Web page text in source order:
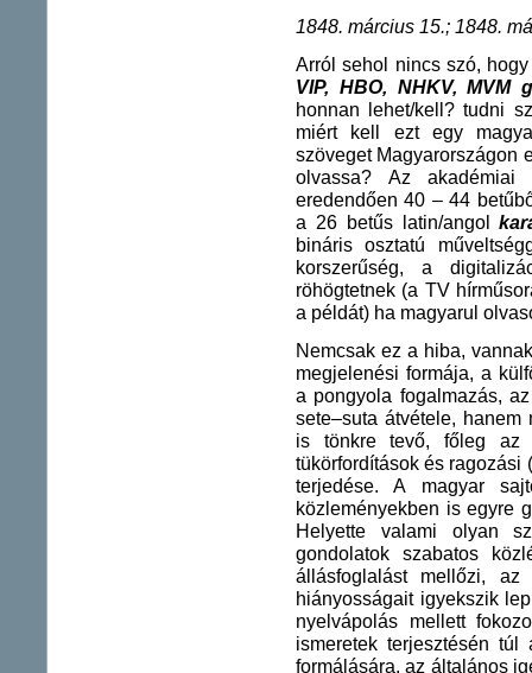
1848. március 15.; 1848.
Arról sehol nincs szó,
VIP, HBO, NHKV, MVM
honnan lehet/kell? tudni
miért kell ezt egy
szöveget Magyarországon
olvassa? Az
eredendően 40 – 44
a 26 betűs latin/angol
bináris osztatú
korszerűség, a
röhögtetnek (a TV
a példát) ha magyarul
Nemcsak ez a hiba,
megjelenési formája, a
a pongyola fogalmazás,
sete–suta átvétele, hanem
is tönkre tevő, főleg az
tükörfordítások és ragozási
terjedése. A magyar
közleményekben is egyre
Helyette valami olyan
gondolatok szabatos
állásfoglalást mellőzi,
hiányosságait igyekszik
nyelvápolás mellett
ismeretek terjesztésén
formálására, az általános